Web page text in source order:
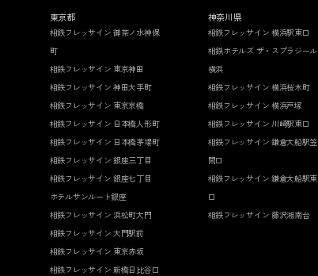
東京都
相鉄フレッサイン 御茶ノ水神保
町
相鉄フレッサイン 東京神田
相鉄フレッサイン 神田大手町
相鉄フレッサイン 東京京橋
相鉄フレッサイン 日本橋人形町
相鉄フレッサイン 日本橋茅場町
相鉄フレッサイン 銀座三丁目
相鉄フレッサイン 銀座七丁目
ホテルサンルート銀座
相鉄フレッサイン 浜松町大門
相鉄フレッサイン 大門駅前
相鉄フレッサイン 東京赤坂
相鉄フレッサイン 新橋日比谷口
神奈川県
相鉄フレッサイン 横浜駅東口
相鉄ホテルズ ザ・スプラジール
横浜
相鉄フレッサイン 横浜桜木町
相鉄フレッサイン 横浜戸塚
相鉄フレッサイン 川崎駅東口
相鉄フレッサイン 鎌倉大船駅笠
間口
相鉄フレッサイン 鎌倉大船駅東
口
相鉄フレッサイン 藤沢湘南台